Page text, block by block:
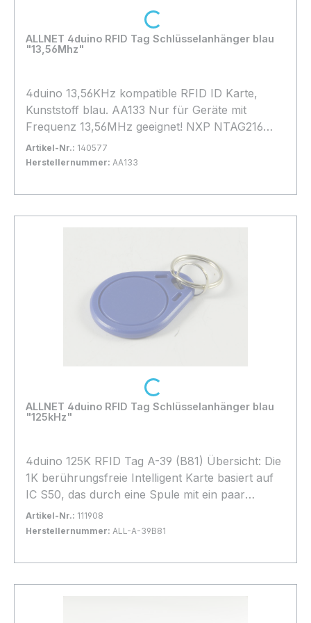
ALLNET 4duino RFID Tag Schlüsselanhänger blau
"13,56Mhz"
4duino 13,56KHz kompatible RFID ID Karte,
Kunststoff blau. AA133 Nur für Geräte mit
Frequenz 13,56MHz geeignet! NXP NTAG216
Mifare Classic 1k ISO 14443-3A
Artikel-Nr.: 140577
Herstellernummer: AA133
In den Warenkorb
ALLNET 4duino RFID Tag Schlüsselanhänger blau
"125kHz"
4duino 125K RFID Tag A-39 (B81) Übersicht: Die
1K berührungsfreie Intelligent Karte basiert auf
IC S50, das durch eine Spule mit ein paar
Wicklungen verbunden, in Kunststoff
eingelassen ist und auf diese Weise eine passive,
Die Austauschschicht ist mit dem ISO/IEC14443A
kontaktlose Datenübermittlung und
Artikel-Nr.: 111908
Herstellernummer: ALL-A-39B81
In den Warenkorb
Loading...